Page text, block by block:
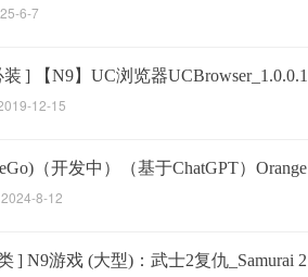
6-7
装 ]
【N9】UC浏览器
12-15
（开发中）（基于ChatGPT）Orange
8-12
] N9游戏 (大型)：武士2复仇_Samurai 2